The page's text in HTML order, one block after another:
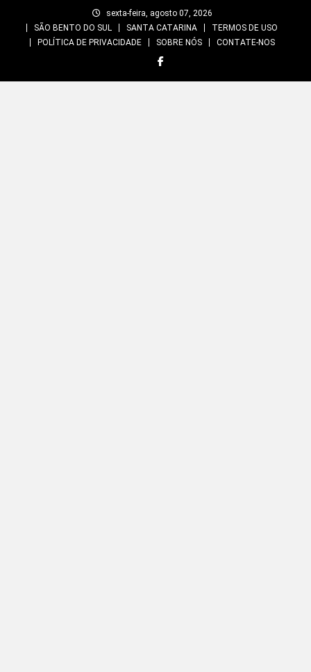
sexta-feira, agosto 07, 2026
SÃO BENTO DO SUL
SANTA CATARINA
TERMOS DE USO
POLÍTICA DE PRIVACIDADE
SOBRE NÓS CONTATE-NOS